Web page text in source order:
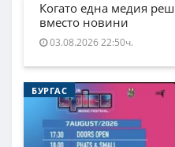
Когато една медия
вместо новини
03.08.2026 22:50ч.
БУРГАС